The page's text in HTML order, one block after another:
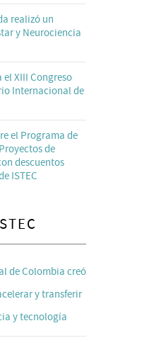
realizó un
y Neurociencia
XIII Congreso
Internacional de
el Programa de
de
descuentos
ISTEC
de Colombia creó
y transferir
y tecnología